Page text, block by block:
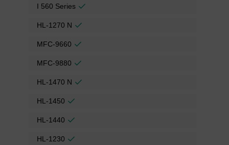
I 560 Series
HL-1270 N
MFC-9660
MFC-9880
HL-1470 N
HL-1450
HL-1440
HL-1230